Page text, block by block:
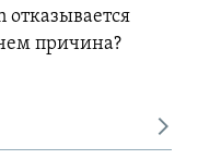
отказывается
причина?